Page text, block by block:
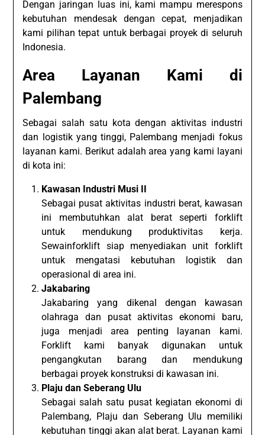
Dengan jaringan luas ini, kami mampu merespons
kebutuhan mendesak dengan cepat, menjadikan
kami pilihan tepat untuk berbagai proyek di seluruh
Indonesia.
Area Layanan Kami di
Palembang
Sebagai salah satu kota dengan aktivitas industri
dan logistik yang tinggi, Palembang menjadi fokus
layanan kami. Berikut adalah area yang kami layani
di kota ini:
Kawasan Industri Musi II
Sebagai pusat aktivitas industri berat, kawasan
ini membutuhkan alat berat seperti forklift
untuk mendukung produktivitas kerja.
Sewainforklift siap menyediakan unit forklift
untuk mengatasi kebutuhan logistik dan
operasional di area ini.
Jakabaring
Jakabaring yang dikenal dengan kawasan
olahraga dan pusat aktivitas ekonomi baru,
juga menjadi area penting layanan kami.
Forklift kami banyak digunakan untuk
pengangkutan barang dan mendukung
berbagai proyek konstruksi di kawasan ini.
Plaju dan Seberang Ulu
Sebagai salah satu pusat kegiatan ekonomi di
Palembang, Plaju dan Seberang Ulu memiliki
kebutuhan tinggi akan alat berat. Layanan kami